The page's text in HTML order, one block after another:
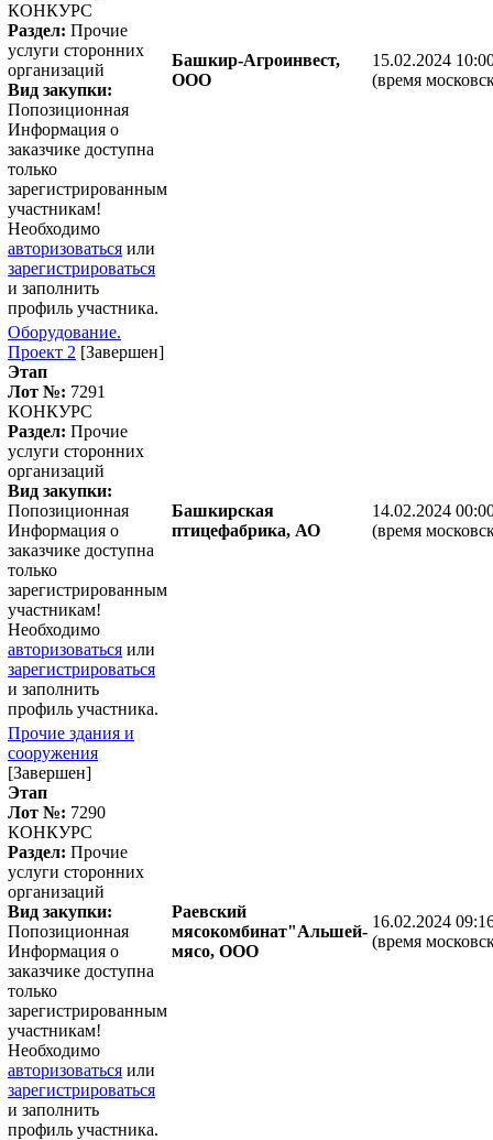
КОНКУРС
Раздел: Прочие
услуги сторонних
организаций
Вид закупки:
Попозиционная
Информация о
заказчике доступна
только
зарегистрированным
участникам!
Необходимо
авторизоваться или
зарегистрироваться
и заполнить
профиль участника.
Башкир-Агроинвест,
ООО
15.02.2024
(время
Оборудование.
Проект 2 [Завершен]
Этап
Лот №: 7291
КОНКУРС
Раздел: Прочие
услуги сторонних
организаций
Вид закупки:
Попозиционная
Информация о
заказчике доступна
только
зарегистрированным
участникам!
Необходимо
авторизоваться или
зарегистрироваться
и заполнить
профиль участника.
Башкирская
птицефабрика, АО
14.02.2024
(время
Прочие здания и
сооружения
[Завершен]
Этап
Лот №: 7290
КОНКУРС
Раздел: Прочие
услуги сторонних
организаций
Вид закупки:
Попозиционная
Информация о
заказчике доступна
только
зарегистрированным
участникам!
Необходимо
авторизоваться или
зарегистрироваться
и заполнить
профиль участника.
Раевский
мясокомбинат"Альшей-
мясо, ООО
16.02.2024
(время